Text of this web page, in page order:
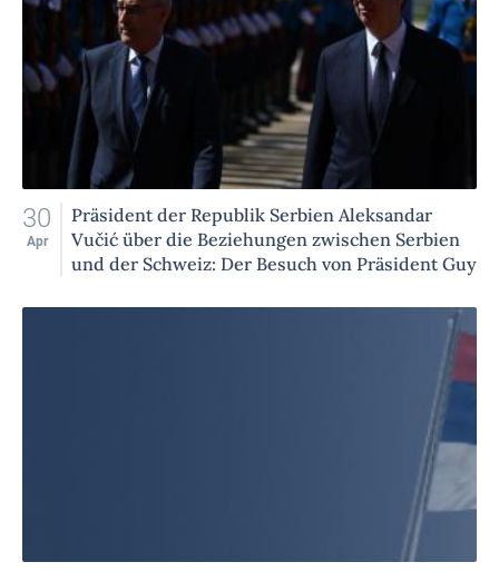
30
Apr
Präsident der Republik Serbien Aleksandar
Vučić über die Beziehungen zwischen Serbien
und der Schweiz: Der Besuch von Präsident Guy
Auftrieb